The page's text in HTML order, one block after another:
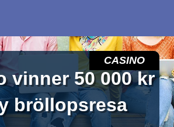
CASINO
vinner 50 000 kr
bröllopsresa